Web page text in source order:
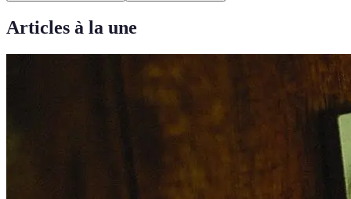
Articles à la une